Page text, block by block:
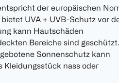
der europäischen
UVA + UVB-Schutz vor
kann Hautschäden
Bereiche sind geschützt.
Sonnenschutz kann
Kleidungsstück nass oder